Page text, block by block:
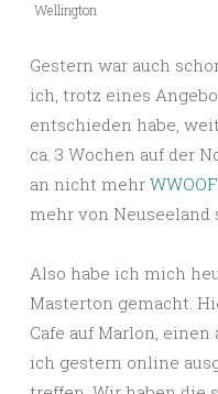
Wellington
Gestern war auch
ich, trotz eines
entschieden habe,
ca. 3 Wochen auf der
an nicht mehr
mehr von Neuseeland
Also habe ich mich
Masterton gemacht.
Cafe auf Marlon,
ich gestern online